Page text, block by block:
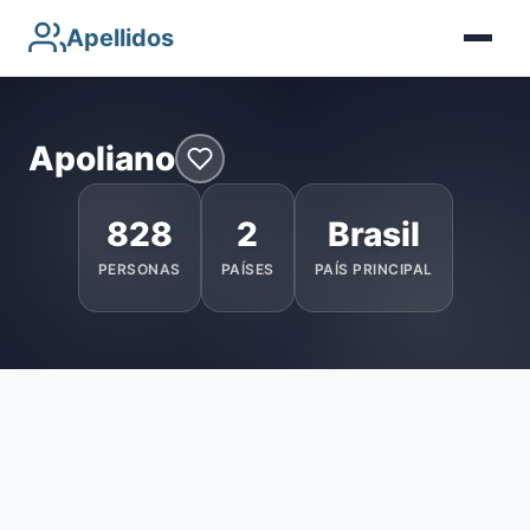
Apellidos
Apoliano
828
PERSONAS
2
PAÍSES
Brasil
PAÍS PRINCIPAL